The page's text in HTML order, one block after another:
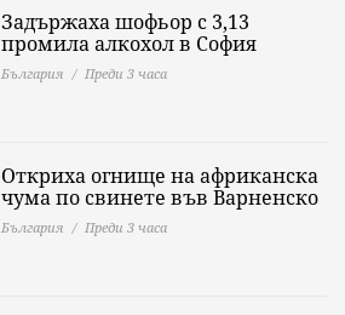
Задържаха шофьор с 3,13
промила алкохол в София
България Преди 3 часа
Откриха огнище на африканска
чума по свинете във Варненско
България Преди 3 часа